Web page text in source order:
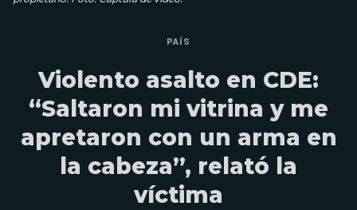
PAÍS
Violento asalto en CDE:
“Saltaron mi vitrina y me
apretaron con un arma en
la cabeza”, relató la
víctima